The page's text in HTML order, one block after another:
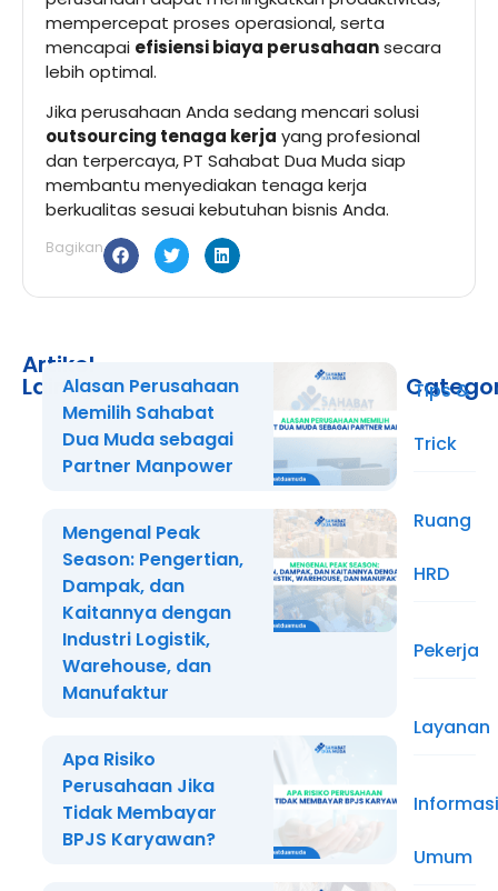
mempercepat proses operasional, serta
mencapai efisiensi biaya perusahaansecara
lebih optimal.
Jika perusahaan Anda sedang mencari solusi
outsourcing tenaga kerja yang profesional
dan terpercaya, PT Sahabat Dua Muda siap
membantu menyediakan tenaga kerja
berkualitas sesuai kebutuhan bisnis Anda.
Bagikan
Artikel
Lainnya
Alasan Perusahaan
Memilih Sahabat
Dua Muda sebagai
Partner Manpower
Mengenal Peak
Season: Pengertian,
Dampak, dan
Kaitannya dengan
Industri Logistik,
Warehouse, dan
Manufaktur
Apa Risiko
Perusahaan Jika
Tidak Membayar
BPJS Karyawan?
Tips &
Trick
Ruang
HRD
Pekerja
Layanan
Informasi
Umum